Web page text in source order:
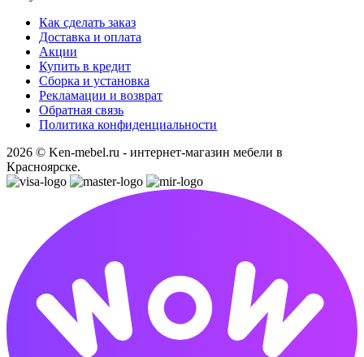
Как сделать заказ
Доставка и оплата
Акции
Купить в кредит
Сборка и установка
Рекламации и возврат
Обратная связь
Политика конфиденциальности
2026 © Ken-mebel.ru - интернет-магазин мебели в
Красноярске.